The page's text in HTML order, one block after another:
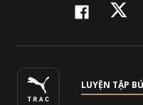
LUYỆN TẬP